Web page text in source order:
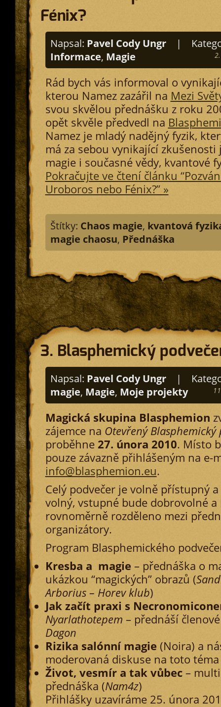
Fénix?
Napsal: Pavel Cody Ungr |
Informace, Magie
Rád bych vás informoval o
kterou Namez zazářil na Mezi
svou skvělou přednášku z roku
opět skvěle předvedl na
Namez je mladý nadějný fyzik,
má za sebou vynikající zkušenosti
magie i současné vědy, kvantové
Pokračujte ve čtení článku
Uroboros nebo Fénix?” »
Štítky: Chaos magie, kvantová
magie chaosu, Přednáška
3. Blasphemický
Napsal: Pavel Cody Ungr |
magie, Magie, Moje projekty
Magická skupina Blasphemion
zájemce na Otevřený Blasphemický
proběhne 27. února 2010. Místo
pouze závazně přihlášeným na e-
info@blasphemion.eu.
Celý podvečer je volně přístupný
volný, vstupné bude dobrovolné a
rovnoměrně rozděleno mezi
organizátory.
Program Blasphemického
Kresba a magie – přednáška o
ukázkou “magických” obrazů (
Arborius – Horev klub)
Jak začít praxi s
Nyarlathotepem – přednáší
Dagon
Rizika salónní magie (Noira) a
moderovaná diskuse na toto téma
Život, vesmír a tak vůbec–
přednáška (Nam4z)
Přihlášky uzavíráme 25. února